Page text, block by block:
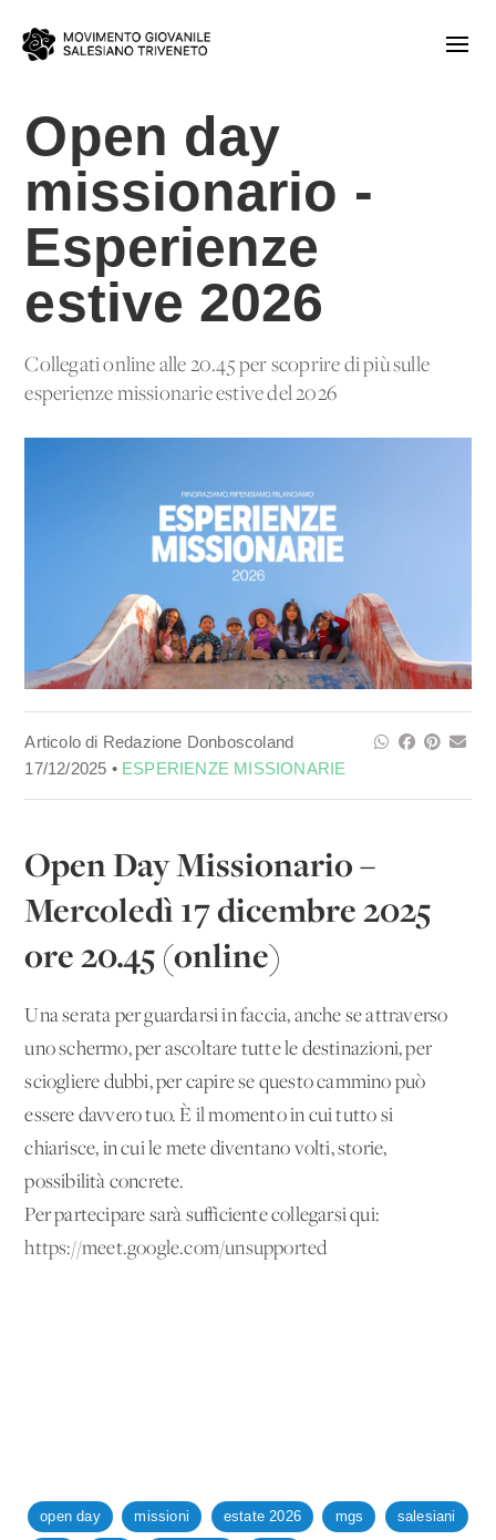
Open day
missionario -
Esperienze
estive 2026
Collegati online alle 20.45 per scoprire di più sulle
esperienze missionarie estive del 2026
Articolo di Redazione Donboscoland
17/12/2025 • ESPERIENZE MISSIONARIE
Open Day Missionario –
Mercoledì 17 dicembre 2025
ore 20.45 (online)
Una serata per guardarsi in faccia, anche se attraverso
uno schermo, per ascoltare tutte le destinazioni, per
sciogliere dubbi, per capire se questo cammino può
essere davvero tuo. È il momento in cui tutto si
chiarisce, in cui le mete diventano volti, storie,
possibilità concrete.
Per partecipare sarà sufficiente collegarsi qui:
https://meet.google.com/unsupported
open day missioni estate 2026 mgs salesiani